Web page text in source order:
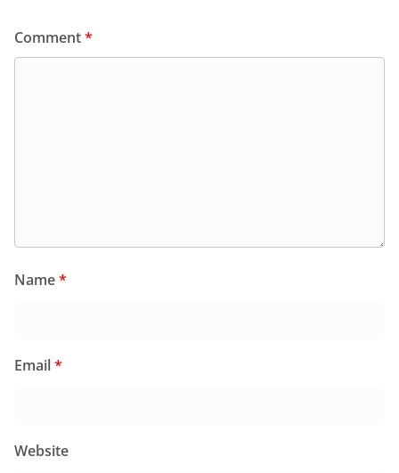
Comment*
Name*
Email*
Website